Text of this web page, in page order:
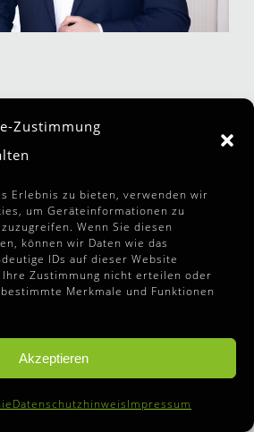
Zustimmung
Erlebnis zu bieten, verwenden wir
um Geräteinformationen zu
Wenn Sie diesen
können wir Daten wie das
IDs auf dieser Website
Zustimmung nicht erteilen oder
Merkmale und Funktionen
Akzeptieren
DatenschutzhinweisImpressum